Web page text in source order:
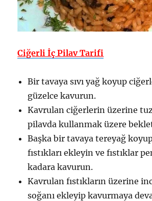
Ciğerli İç Pilav Tarifi
Bir tavaya sıvı yağ koyup
güzelce kavurun.
Kavrulan ciğerlerin üzerine
pilavda kullanmak üzere
Başka bir tavaya tereyağ
fıstıkları ekleyin ve fıstıklar
kadara kavurun.
Kavrulan fıstıkların üzerine
soğanı ekleyip kavurmaya